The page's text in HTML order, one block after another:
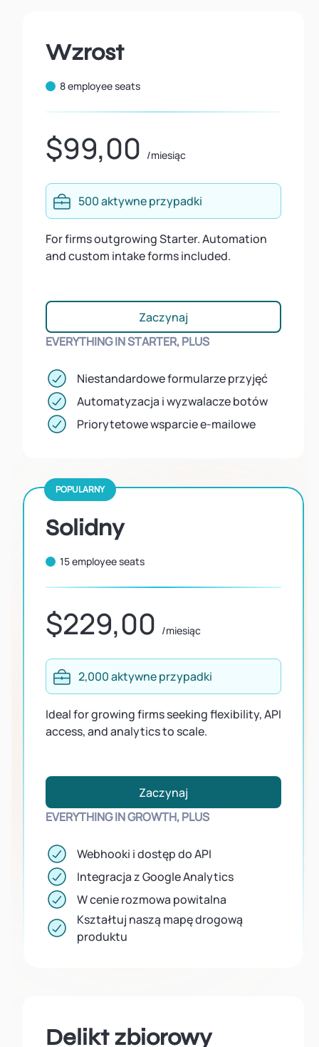
Wzrost
8 employee seats
$99,00 /miesiąc
500 aktywne przypadki
For firms outgrowing Starter. Automation
and custom intake forms included.
Zaczynaj
EVERYTHING IN STARTER, PLUS
Niestandardowe formularze przyjęć
Automatyzacja i wyzwalacze botów
Priorytetowe wsparcie e-mailowe
Solidny
POPULARNY
15 employee seats
$229,00 /miesiąc
2,000 aktywne przypadki
Ideal for growing firms seeking flexibility, API
access, and analytics to scale.
Zaczynaj
EVERYTHING IN GROWTH, PLUS
Webhooki i dostęp do API
Integracja z Google Analytics
W cenie rozmowa powitalna
Kształtuj naszą mapę drogową
produktu
Delikt zbiorowy